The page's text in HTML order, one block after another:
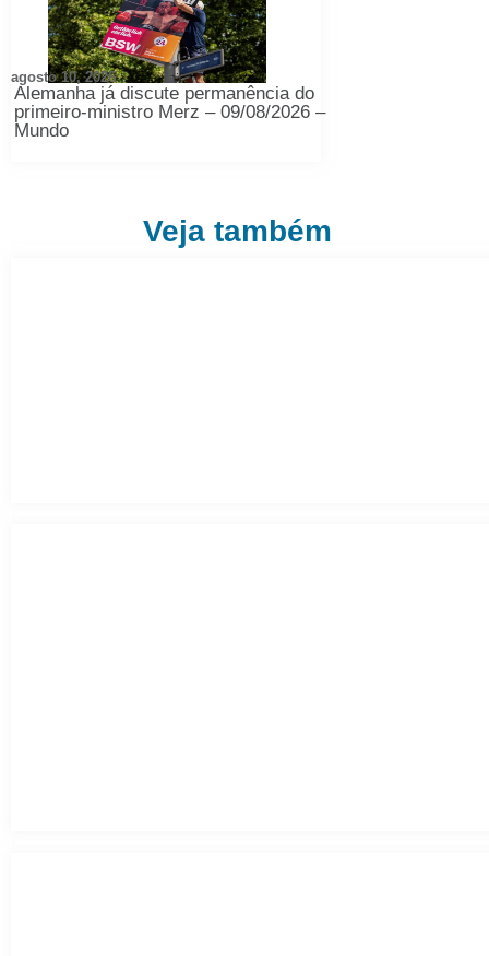
Alemanha já discute permanência do
primeiro-ministro Merz – 09/08/2026 –
Mundo
agosto 10, 2026
Veja também